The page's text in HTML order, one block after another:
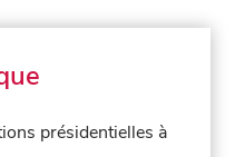
présidentielles à